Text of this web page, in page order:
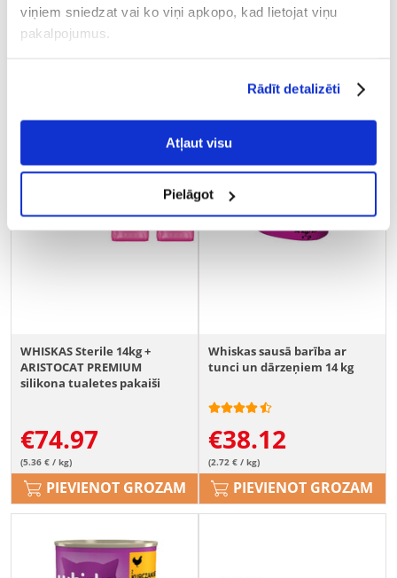
viņiem sniedzat vai ko viņi apkopo, kad lietojat viņu
pakalpojumus.
Rādīt detalizēti
Atļaut visu
Pielāgot
PIEVIENOT GROZAM
WHISKAS Sterile 14kg +
ARISTOCAT PREMIUM
silikona tualetes pakaiši
€74.97
(5.36 € / kg)
PIEVIENOT GROZAM
Whiskas sausā barība ar
tunci un dārzeņiem 14 kg
€38.12
(2.72 € / kg)
PIEVIENOT GROZAM